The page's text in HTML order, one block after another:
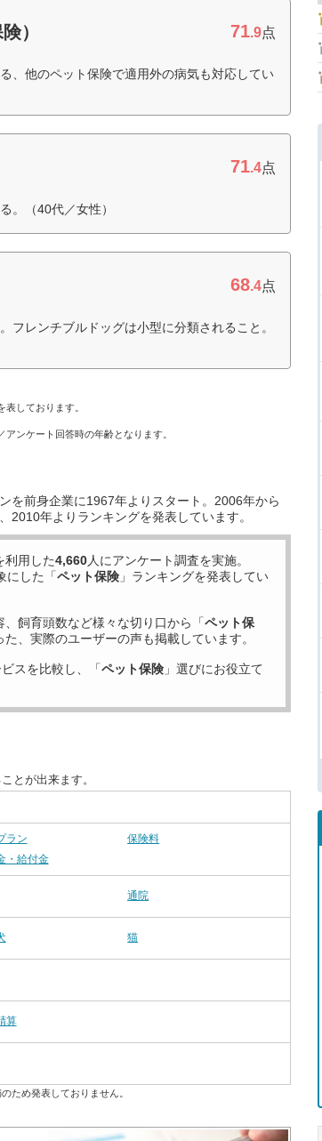
） 71.9点
、他のペット保険で適用外の病気も対応してい
71.4点
。（40代／女性）
68.4点
フレンチブルドッグは小型に分類されること。
しております。
ンケート回答時の年齢となります。
を前身企業に1967年よりスタート。2006年から
2010年よりランキングを発表しています。
利用した4,660人にアンケート調査を実施。
にした「ペット保険 」ランキングを発表してい
飼育頭数など様々な切り口から「ペット保
、実際のユーザーの声も掲載しています。
スを比較し、「ペット保険 」選びにお役立て
とが出来ます。
ラン
保険料
・給付金
通院
猫
算
ため発表しておりません。